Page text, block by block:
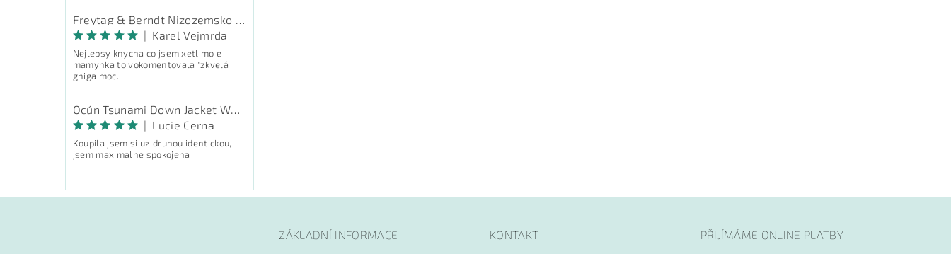
| Karel Vejmrda
Nejlepsy knycha co jsem xetl mo e
mamynka to vokomentovala "zkvelá
gniga moc...
| Lucie Cerna
Koupila jsem si uz druhou identickou,
jsem maximalne spokojena
ZÁKLADNÍ INFORMACE KONTAKT PŘIJÍMÁME ONLINE PLATBY